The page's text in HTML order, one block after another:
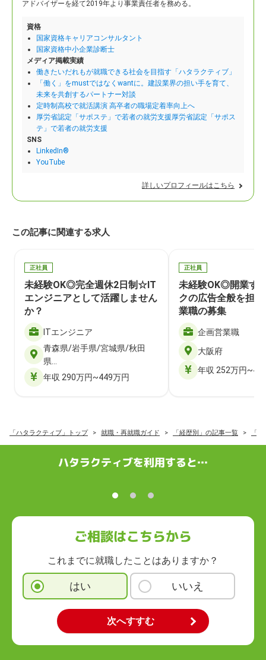
アドバイザーを経て2019年より事業責任者を務める。
資格
国家資格キャリアコンサルタント
国家資格中小企業診断士
メディア掲載実績
働きたいだれもが就職できる社会を目指す「ハタラクティブ」
「働く」をmustではなくwantに。建設業界の担い手を育て、
未来を共創するパートナー対談
定時制高校で就活講演 高卒者の職場定着率向上へ
厚労省認定「サポステ」で若者の就労支援厚労省認定「サポス
テ」で若者の就労支援
SNS
LinkedIn®
YouTube
詳しいプロフィールはこちら
この記事に関連する求人
正社員
未経験OK◎完全週休2日制☆IT
エンジニアとして活躍しません
か？
ITエンジニア
青森県/岩手県/宮城県/秋田
県…
年収 290万円~449万円
正社員
未経験OK◎開業す
クの広告全般を担
業職の募集
企画営業職
大阪府
年収 252万円
「ハタラクティブ」トップ 就職・再就職ガイド 「経歴別」の記事一覧 「
ハタラクティブを利用すると…
ご相談はこちらから
これまでに就職したことはありますか？
はい いいえ